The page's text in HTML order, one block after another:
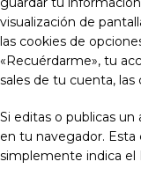
visualización de
las cookies de
«Recuérdarme», tu
sales de tu cuenta, las
Si editas o publicas un
en tu navegador.
simplemente indica el